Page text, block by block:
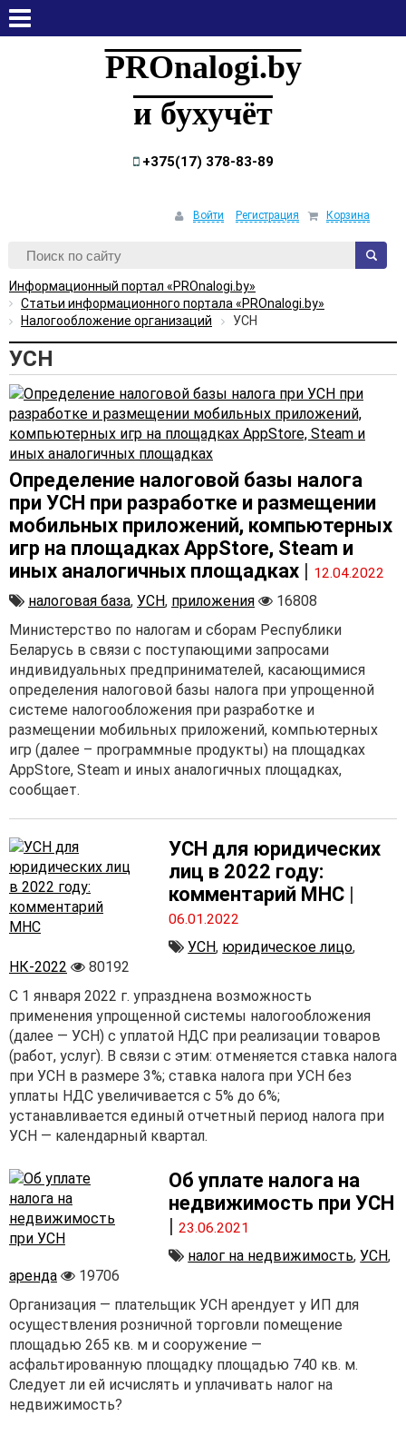
PROnalogi.by
и бухучёт
+375(17) 378-83-89
Войти Регистрация Корзина
Информационный портал «PROnalogi.by»
Статьи информационного портала «PROnalogi.by»
Налогообложение организаций
УСН
УСН
Определение налоговой базы налога
при УСН при разработке и размещении
мобильных приложений, компьютерных
игр на площадках AppStore, Steam и
иных аналогичных площадках | 12.04.2022
налоговая база, УСН, приложения
16808
Министерство по налогам и сборам Республики
Беларусь в связи с поступающими запросами
индивидуальных предпринимателей, касающимися
определения налоговой базы налога при упрощенной
системе налогообложения при разработке и
размещении мобильных приложений, компьютерных
игр (далее – программные продукты) на площадках
AppStore, Steam и иных аналогичных площадках,
сообщает.
УСН для юридических
лиц в 2022 году:
комментарий МНС |
06.01.2022
УСН, юридическое лицо,
НК-2022
80192
С 1 января 2022 г. упразднена возможность
применения упрощенной системы налогообложения
(далее — УСН) с уплатой НДС при реализации товаров
(работ, услуг). В связи с этим: отменяется ставка налога
при УСН в размере 3%; ставка налога при УСН без
уплаты НДС увеличивается с 5% до 6%;
устанавливается единый отчетный период налога при
УСН — календарный квартал.
Об уплате налога на
недвижимость при УСН
|23.06.2021
налог на недвижимость,УСН,
аренда
19706
Организация — плательщик УСН арендует у ИП для
осуществления розничной торговли помещение
площадью 265 кв. м и сооружение —
асфальтированную площадку площадью 740 кв. м.
Следует ли ей исчислять и уплачивать налог на
недвижимость?